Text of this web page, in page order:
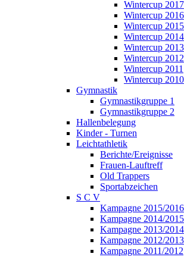
Wintercup 2017
Wintercup 2016
Wintercup 2015
Wintercup 2014
Wintercup 2013
Wintercup 2012
Wintercup 2011
Wintercup 2010
Gymnastik
Gymnastikgruppe 1
Gymnastikgruppe 2
Hallenbelegung
Kinder - Turnen
Leichtathletik
Berichte/Ereignisse
Frauen-Lauftreff
Old Trappers
Sportabzeichen
S C V
Kampagne 2015/2016
Kampagne 2014/2015
Kampagne 2013/2014
Kampagne 2012/2013
Kampagne 2011/2012